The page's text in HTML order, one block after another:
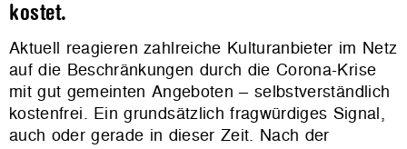
kostet.
Aktuell reagieren zahlreiche Kulturanbieter im Netz
auf die Beschränkungen durch die Corona-Krise
mit gut gemeinten Angeboten – selbstverständlich
kostenfrei. Ein grundsätzlich fragwürdiges Signal,
auch oder gerade in dieser Zeit. Nach der